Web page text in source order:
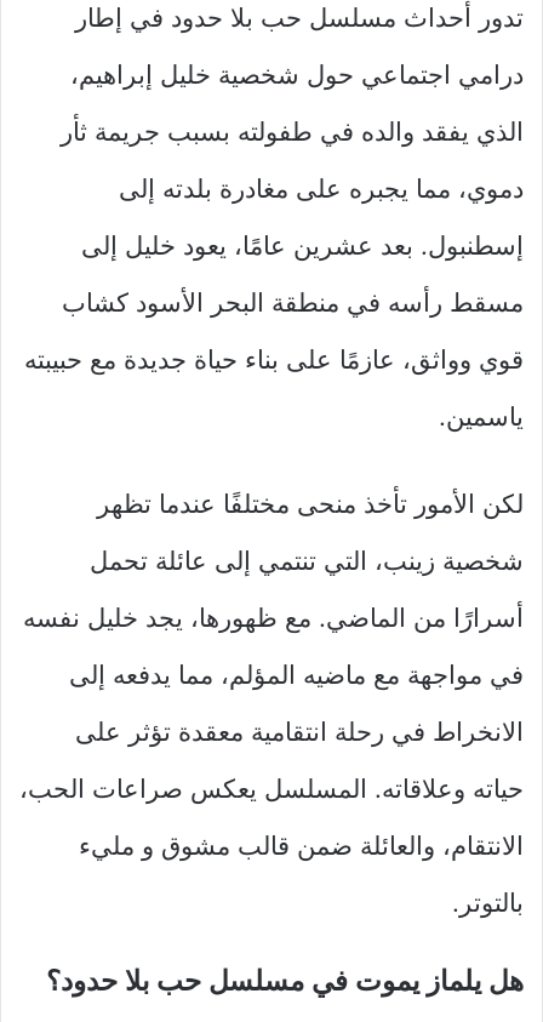
تدور أحداث مسلسل حب بلا حدود في إطار
درامي اجتماعي حول شخصية خليل إبراهيم،
الذي يفقد والده في طفولته بسبب جريمة ثأر
دموي، مما يجبره على مغادرة بلدته إلى
إسطنبول. بعد عشرين عامًا، يعود خليل إلى
مسقط رأسه في منطقة البحر الأسود كشاب
قوي وواثق، عازمًا على بناء حياة جديدة مع حبيبته
ياسمين.
لكن الأمور تأخذ منحى مختلفًا عندما تظهر
شخصية زينب، التي تنتمي إلى عائلة تحمل
أسرارًا من الماضي. مع ظهورها، يجد خليل نفسه
في مواجهة مع ماضيه المؤلم، مما يدفعه إلى
الانخراط في رحلة انتقامية معقدة تؤثر على
حياته وعلاقاته. المسلسل يعكس صراعات الحب،
الانتقام، والعائلة ضمن قالب مشوق و مليء
بالتوتر.
هل يلماز يموت في مسلسل حب بلا حدود؟